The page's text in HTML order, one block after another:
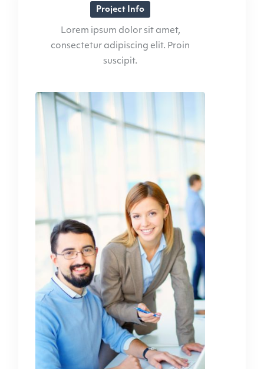
Project Info
Lorem ipsum dolor sit amet,
consectetur adipiscing elit. Proin
suscipit.